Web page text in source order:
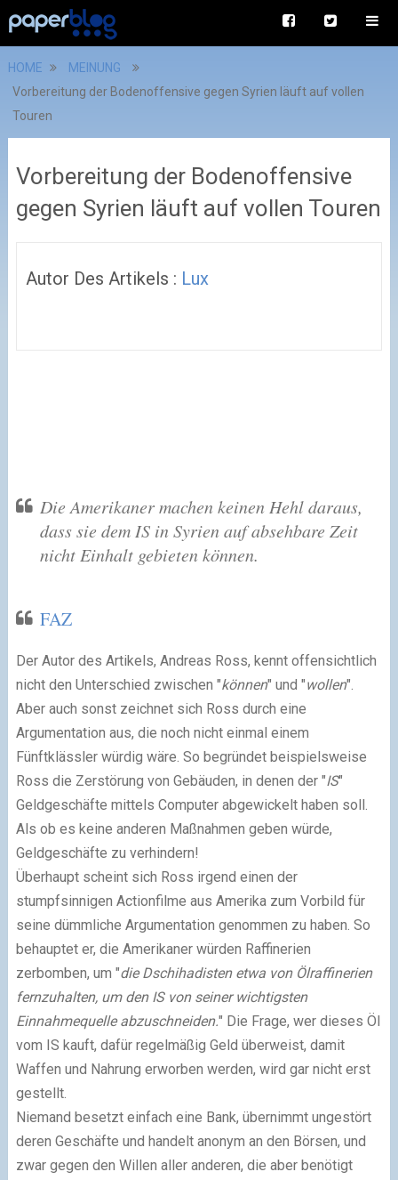
HOME
MEINUNG
Vorbereitung der Bodenoffensive gegen Syrien läuft auf vollen
Touren
Vorbereitung der Bodenoffensive
gegen Syrien läuft auf vollen Touren
Autor Des Artikels : Lux
Die Amerikaner machen keinen Hehl daraus,
dass sie dem IS in Syrien auf absehbare Zeit
nicht Einhalt gebieten können.
FAZ
Der Autor des Artikels, Andreas Ross, kennt offensichtlich
nicht den Unterschied zwischen "können" und "wollen".
Aber auch sonst zeichnet sich Ross durch eine
Argumentation aus, die noch nicht einmal einem
Fünftklässler würdig wäre. So begründet beispielsweise
Ross die Zerstörung von Gebäuden, in denen der "IS"
Geldgeschäfte mittels Computer abgewickelt haben soll.
Als ob es keine anderen Maßnahmen geben würde,
Geldgeschäfte zu verhindern!
Überhaupt scheint sich Ross irgend einen der
stumpfsinnigen Actionfilme aus Amerika zum Vorbild für
seine dümmliche Argumentation genommen zu haben. So
behauptet er, die Amerikaner würden Raffinerien
zerbomben, um "die Dschihadisten etwa von Ölraffinerien
fernzuhalten, um den IS von seiner wichtigsten
Einnahmequelle abzuschneiden." Die Frage, wer dieses Öl
vom IS kauft, dafür regelmäßig Geld überweist, damit
Waffen und Nahrung erworben werden, wird gar nicht erst
gestellt.
Niemand besetzt einfach eine Bank, übernimmt ungestört
deren Geschäfte und handelt anonym an den Börsen, und
zwar gegen den Willen aller anderen, die aber benötigt